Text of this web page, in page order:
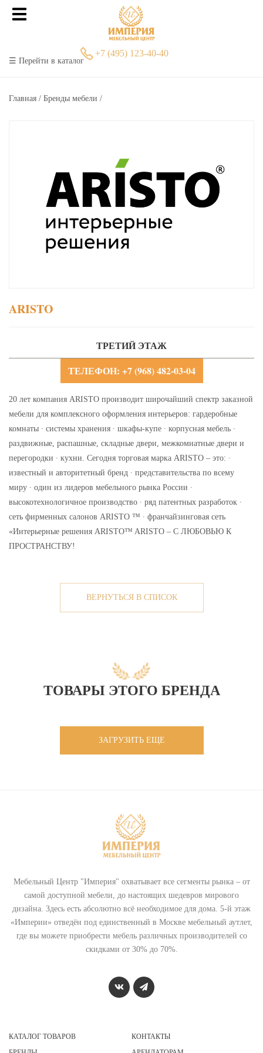
+7 (495) 123-40-40
☰ Перейти в каталог
Главная Бренды мебели
ARISTO
ТРЕТИЙ ЭТАЖ
ТЕЛЕФОН: +7 (968) 482-03-04
20 лет компания ARISTO производит широчайший спектр заказной
мебели для комплексного оформления интерьеров: гардеробные
комнаты ∙ системы хранения ∙ шкафы-купе ∙ корпусная мебель ∙
раздвижные, распашные, складные двери, межкомнатные двери и
перегородки ∙ кухни. Сегодня торговая марка ARISTO – это: ∙
известный и авторитетный бренд ∙ представительства по всему
миру ∙ один из лидеров мебельного рынка России ∙
высокотехнологичное производство ∙ ряд патентных разработок ∙
сеть фирменных салонов ARISTO ™ ∙ франчайзинговая сеть
«Интерьерные решения ARISTO™ ARISTO – С ЛЮБОВЬЮ К
ПРОСТРАНСТВУ!
ВЕРНУТЬСЯ В СПИСОК
ТОВАРЫ ЭТОГО БРЕНДА
ЗАГРУЗИТЬ ЕЩЕ
Мебельный Центр "Империя" охватывает все сегменты рынка – от
самой доступной мебели, до настоящих шедевров мирового
дизайна. Здесь есть абсолютно всё необходимое для дома. 5-й этаж
«Империи» отведён под единственный в Москве мебельный аутлет,
где вы можете приобрести мебель различных производителей со
скидками от 30% до 70%.
КАТАЛОГ ТОВАРОВ
КОНТАКТЫ